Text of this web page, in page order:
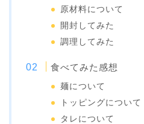
原材料について
開封してみた
調理してみた
食べてみた感想
麺について
トッピングについて
タレについて